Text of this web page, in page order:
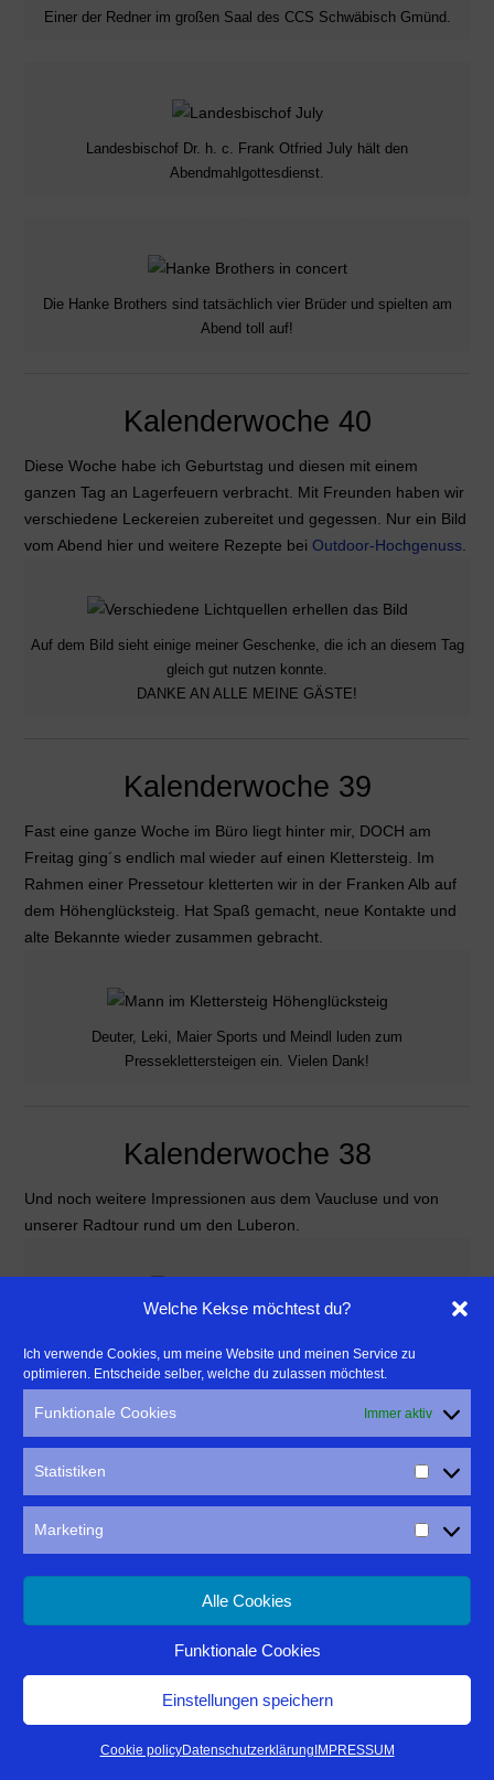
Welche Kekse möchtest du?
Ich verwende Cookies, um meine Website und meinen Service zu
optimieren. Entscheide selber, welche du zulassen möchtest.
Funktionale Cookies Immer aktiv
Statistiken
Marketing
Alle Cookies
Funktionale Cookies
Einstellungen speichern
Cookie policyDatenschutzerklärung IMPRESSUM
Einer der Redner im großen Saal des CCS Schwäbisch Gmünd.
Landesbischof Dr. h. c. Frank Otfried July hält den
Abendmahlgottesdienst.
Die Hanke Brothers sind tatsächlich vier Brüder und spielten am
Abend toll auf!
Kalenderwoche 40
Diese Woche habe ich Geburtstag und diesen mit einem
ganzen Tag an Lagerfeuern verbracht. Mit Freunden haben wir
verschiedene Leckereien zubereitet und gegessen. Nur ein Bild
vom Abend hier und weitere Rezepte bei Outdoor-Hochgenuss.
Auf dem Bild sieht einige meiner Geschenke, die ich an diesem Tag
gleich gut nutzen konnte.
DANKE AN ALLE MEINE GÄSTE!
Kalenderwoche 39
Fast eine ganze Woche im Büro liegt hinter mir, DOCH am
Freitag ging´s endlich mal wieder auf einen Klettersteig. Im
Rahmen einer Pressetour kletterten wir in der Franken Alb auf
dem Höhenglücksteig. Hat Spaß gemacht, neue Kontakte und
alte Bekannte wieder zusammen gebracht.
Deuter, Leki, Maier Sports und Meindl luden zum
Presseklettersteigen ein. Vielen Dank!
Kalenderwoche 38
Und noch weitere Impressionen aus dem Vaucluse und von
unserer Radtour rund um den Luberon.
gesundheitlich nicht so gut und bei dem Versuch hier in Stadtnähe,
sieht man leider viel vom Lichtsmog.
Typische Radtouristen fotografieren auch schon Mal mit dem
Seltene Morgenstimmung ohne Sonne im Vaucluse.
Kalenderwoche 37